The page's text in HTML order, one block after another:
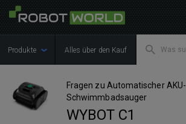
Produkte Alles über den Kauf
Fragen zu Automatischer AKU-
Schwimmbadsauger
WYBOT C1